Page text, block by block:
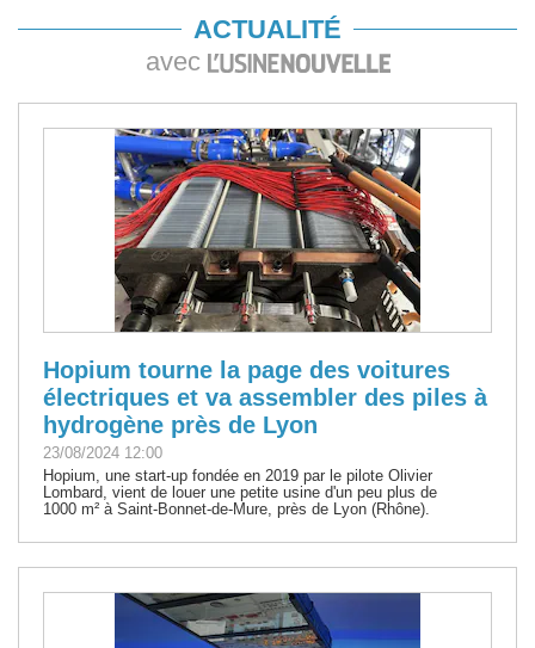
ACTUALITÉ
avec
Hopium tourne la page des voitures
électriques et va assembler des piles à
hydrogène près de Lyon
23/08/2024 12:00
Hopium, une start-up fondée en 2019 par le pilote Olivier
Lombard, vient de louer une petite usine d'un peu plus de
1000 m² à Saint-Bonnet-de-Mure, près de Lyon (Rhône).